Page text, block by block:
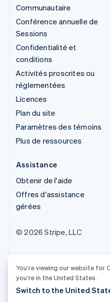
Communautaire
Conférence annuelle de
Sessions
Confidentialité et
conditions
Activités proscrites ou
réglementées
Licences
Plan du site
Paramètres des témoins
Plus de ressources
Assistance
Obtenir de l'aide
Offres d'assistance
gérées
© 2026 Stripe, LLC
You’re viewing our website for
you’re in the United States.
Switch to the United